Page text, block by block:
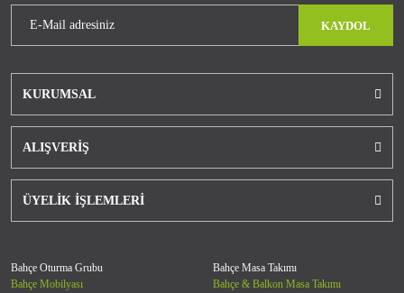
KAYDOL
KURUMSAL
ALIŞVERİŞ
ÜYELİK İŞLEMLERİ
Bahçe Oturma Grubu
Bahçe Mobilyası
Bahçe Masa Takımı
Bahçe & Balkon Masa Takımı